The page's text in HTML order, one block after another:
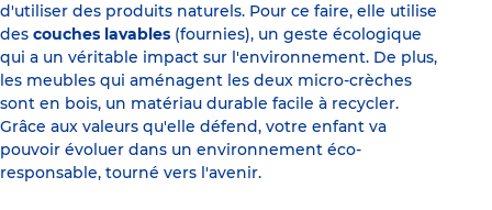
d'utiliser des produits naturels. Pour ce faire, elle utilise
des couches lavables (fournies), un geste écologique
qui a un véritable impact sur l'environnement. De plus,
les meubles qui aménagent les deux micro-crèches
sont en bois, un matériau durable facile à recycler.
Grâce aux valeurs qu'elle défend, votre enfant va
pouvoir évoluer dans un environnement éco-
responsable, tourné vers l'avenir.